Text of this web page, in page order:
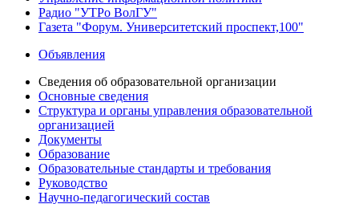
Радио "УТРо ВолГУ"
Газета "Форум. Университетский проспект,100"
Объявления
Сведения об образовательной организации
Основные сведения
Структура и органы управления образовательной
организацией
Документы
Образование
Образовательные стандарты и требования
Руководство
Научно-педагогический состав